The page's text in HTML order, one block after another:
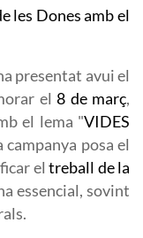
les Dones amb el
presentat avui el
el8 de març,
el lema "VIDES
campanya posa el
el treball de la
essencial, sovint